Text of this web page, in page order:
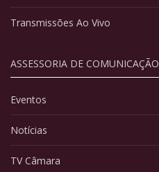
Transmissões Ao Vivo
ASSESSORIA DE COMUNICAÇÃO
Eventos
Notícias
TV Câmara